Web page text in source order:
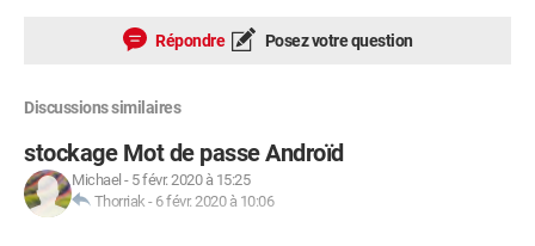
Répondre Posez votre question
Discussions similaires
stockage Mot de passe Androïd
Michael - 5 févr. 2020 à 15:25
Thorriak - 6 févr. 2020 à 10:06